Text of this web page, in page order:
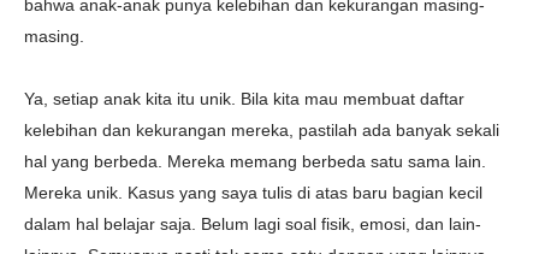
bahwa anak-anak punya kelebihan dan kekurangan masing-
masing.
Ya, setiap anak kita itu unik. Bila kita mau membuat daftar
kelebihan dan kekurangan mereka, pastilah ada banyak sekali
hal yang berbeda. Mereka memang berbeda satu sama lain.
Mereka unik. Kasus yang saya tulis di atas baru bagian kecil
dalam hal belajar saja. Belum lagi soal fisik, emosi, dan lain-